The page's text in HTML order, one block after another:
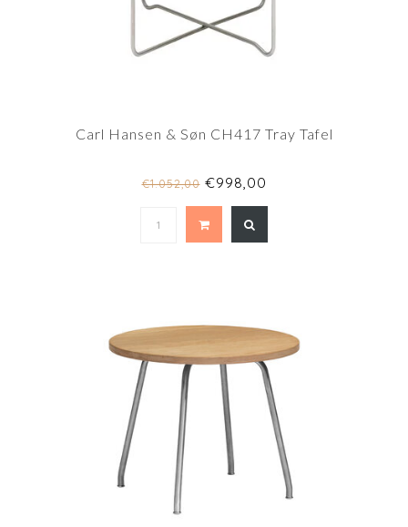
Carl Hansen & Søn CH417 Tray Tafel
€1.052,00€998,00